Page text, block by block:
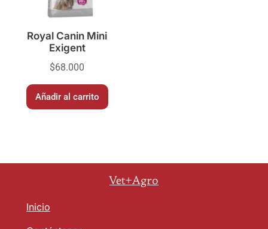
Royal Canin Mini
Exigent
$68.000
Añadir al carrito
Vet+Agro
Inicio